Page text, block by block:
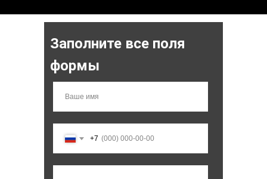
+7
Заполните все поля
формы